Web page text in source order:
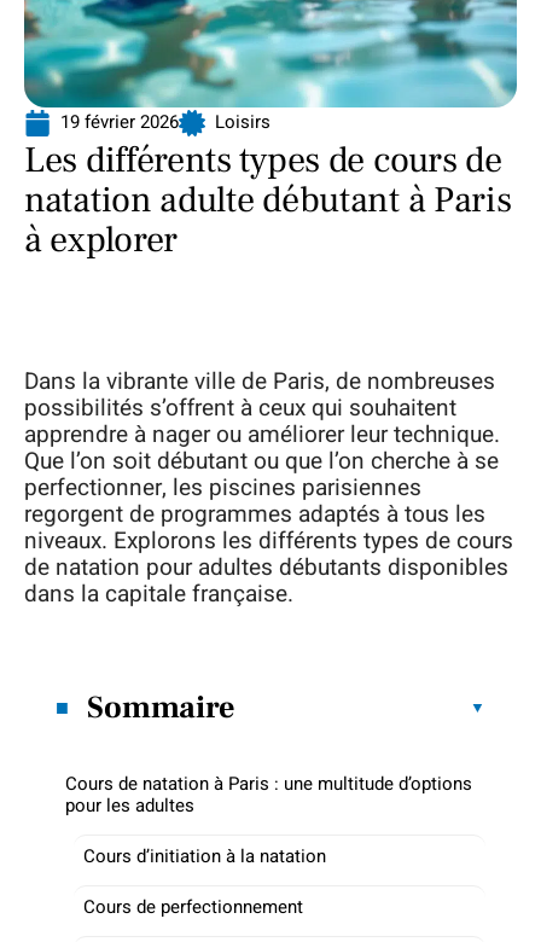
19 février 2026 Loisirs
Les différents types de cours de
natation adulte débutant à Paris
à explorer
Dans la vibrante ville de Paris, de nombreuses
possibilités s’offrent à ceux qui souhaitent
apprendre à nager ou améliorer leur technique.
Que l’on soit débutant ou que l’on cherche à se
perfectionner, les piscines parisiennes
regorgent de programmes adaptés à tous les
niveaux. Explorons les différents types de cours
de natation pour adultes débutants disponibles
dans la capitale française.
Sommaire
Cours de natation à Paris : une multitude d’options
pour les adultes
Cours d’initiation à la natation
Cours de perfectionnement